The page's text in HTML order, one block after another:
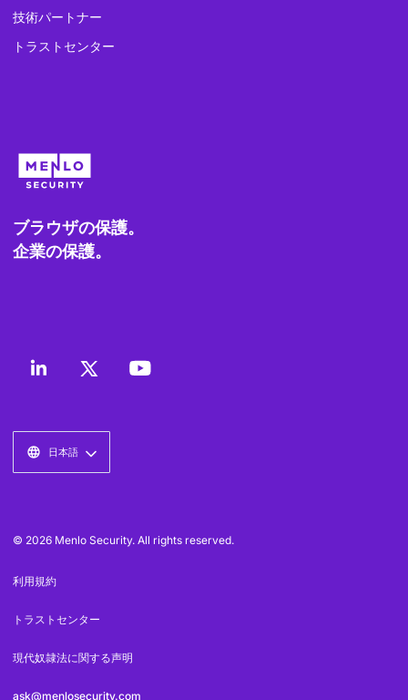
技術パートナー
トラストセンター
ブラウザの保護。
企業の保護。
日本語
© 2026 Menlo Security. All rights reserved.
利用規約
トラストセンター
現代奴隷法に関する声明
ask@menlosecurity.com